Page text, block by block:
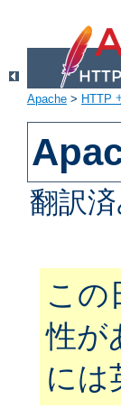
Apache > HTTP
翻訳
この
性が
には